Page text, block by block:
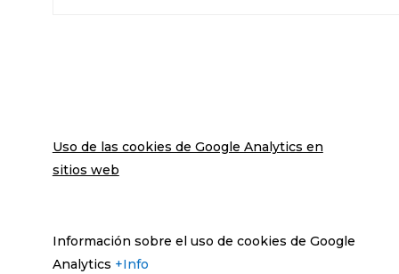
Uso de las cookies de Google Analytics en
sitios web
Información sobre el uso de cookies de Google
Analytics +Info